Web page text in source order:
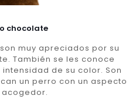
chocolate
muy apreciados por su
También se les conoce
de su color. Son
un perro con un aspecto